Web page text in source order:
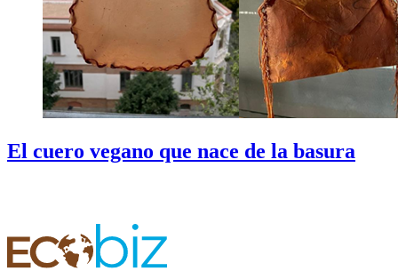
El cuero vegano que nace de la basura